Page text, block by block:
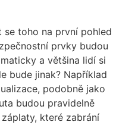
se toho na první pohled
prvky budou
a většina lidí si
bude jinak? Například
podobně jako
budou pravidelně
které zabrání